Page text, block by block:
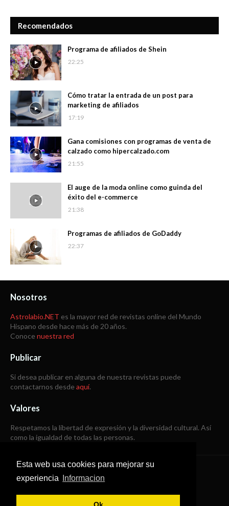
Esta web usa cookies para mejorar su
experiencia
Informacion
Recomendados
Programa de afiliados de Shein
22:25
Cómo tratar la entrada de un post para
marketing de afiliados
17:19
Gana comisiones con programas de venta de
calzado como hipercalzado.com
21:55
El auge de la moda online como guinda del
éxito del e-commerce
21:38
Programas de afiliados de GoDaddy
22:37
Nosotros
Astrolabio.NET es la mayor red de revistas online del Mundo
Hispano desde hace más de 20 años.
Conoce nuestra red
Publicar
Si desea publicar en alguna de nuestra revistas puede
contactarnos desde aquí.
Valores
Respetamos la libertad de expresión y la diversidad cultural. Así
como la igualdad de todas las personas.
Copyright © 1998 -